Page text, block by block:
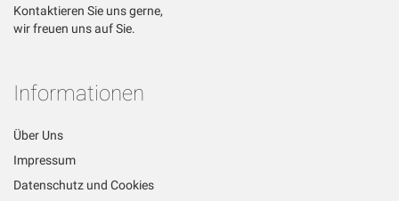
Kontaktieren Sie uns gerne,
wir freuen uns auf Sie.
Informationen
Über Uns
Impressum
Datenschutz und Cookies